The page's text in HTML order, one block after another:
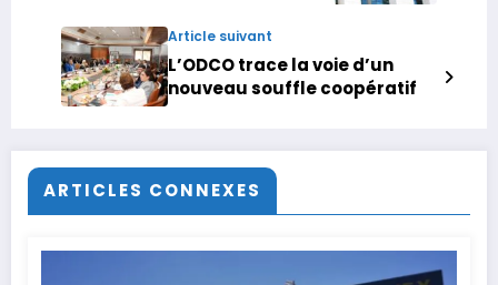
constitutionnelles
Article suivant
L’ODCO trace la voie d’un
nouveau souffle coopératif
ARTICLES CONNEXES